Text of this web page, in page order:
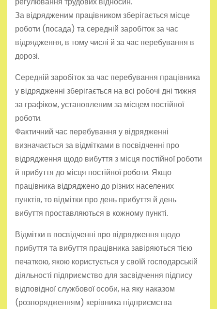
За відрядженим працівником зберігається місце
роботи (посада) та середній заробіток за час
відрядження, в тому числі й за час перебування в
дорозі.
Середній заробіток за час перебування працівника
у відрядженні зберігається на всі робочі дні тижня
за графіком, установленим за місцем постійної
роботи.
Фактичний час перебування у відрядженні
визначається за відмітками в посвідченні про
відрядження щодо вибуття з місця постійної роботи
й прибуття до місця постійної роботи. Якщо
працівника відряджено до різних населених
пунктів, то відмітки про день прибуття й день
вибуття проставляються в кожному пункті.
Відмітки в посвідченні про відрядження щодо
прибуття та вибуття працівника завіряються тією
печаткою, якою користується у своїй господарській
діяльності підприємство для засвідчення підпису
відповідної службової особи, на яку наказом
(розпорядженням) керівника підприємства